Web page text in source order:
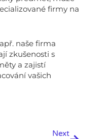
firmy na
naše firma
zkušenosti s
a zajistí
vašich
Next